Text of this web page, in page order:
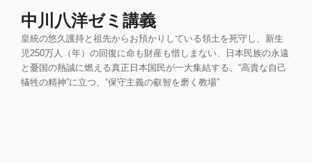
中川八洋ゼミ講義
皇統の悠久護持と祖先からお預かりしている領土を死守し、新生
児250万人（年）の回復に命も財産も惜しまない、日本民族の永遠
と憂国の熱誠に燃える真正日本国民が一大集結する、“高貴な自己
犠牲の精神”に立つ、“保守主義の叡智を磨く教場”